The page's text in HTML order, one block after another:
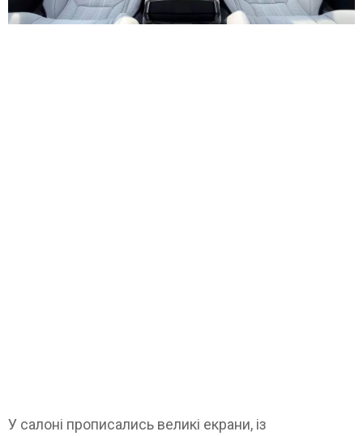
У салоні прописались великі екрани, із